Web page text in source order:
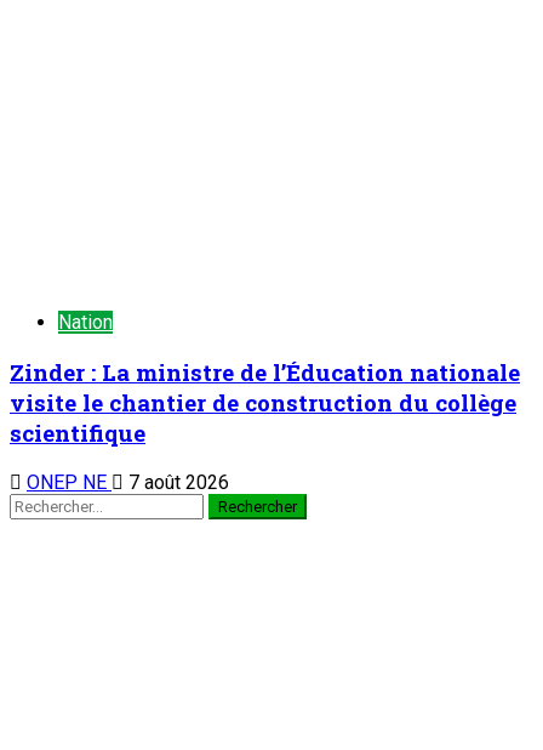
Nation
Zinder : La ministre de l’Éducation nationale
visite le chantier de construction du collège
scientifique
ONEP NE
7 août 2026
Rechercher :